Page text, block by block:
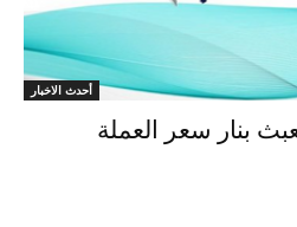
أحدث الاخبار
بنار سعر العملة